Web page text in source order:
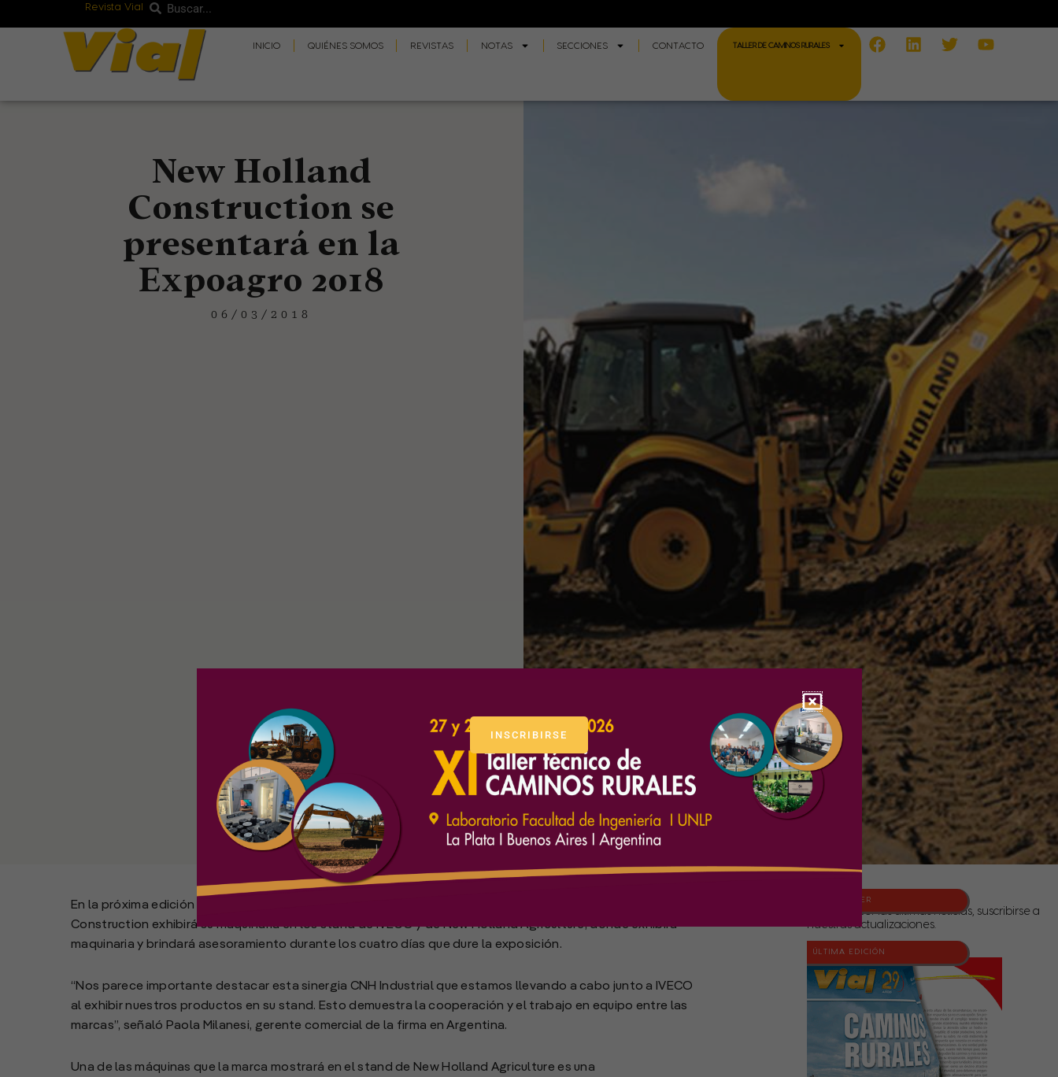
Revista Vial Buscar
Buscar
INICIO QUIÉNES SOMOS REVISTAS NOTAS SECCIONES CONTACTO TALLER DE CAMINOS RURALES
Facebook
LinkedinTwitterYoutube
New Holland
Construction se
presentará en la
Expoagro 2018
06/03/2018
Para conocer las últimas noticias, suscribirse a
nuestras actualizaciones.
ÚLTIMA EDICIÓN
NEWSLETTER
En la próxima edición de Expoagro, a celebrarse del 13 al 16 de marzo en San Nicolás, New Holland
Construction exhibirá su maquinaria en los stand de IVECO y de New Holland Agriculture, donde exhibirá
maquinaria y brindará asesoramiento durante los cuatro días que dure la exposición.
“Nos parece importante destacar esta sinergia CNH Industrial que estamos llevando a cabo junto a IVECO
al exhibir nuestros productos en su stand. Esto demuestra la cooperación y el trabajo en equipo entre las
marcas”, señaló Paola Milanesi, gerente comercial de la firma en Argentina.
Una de las máquinas que la marca mostrará en el stand de New Holland Agriculture es una
INSCRIBIRSE